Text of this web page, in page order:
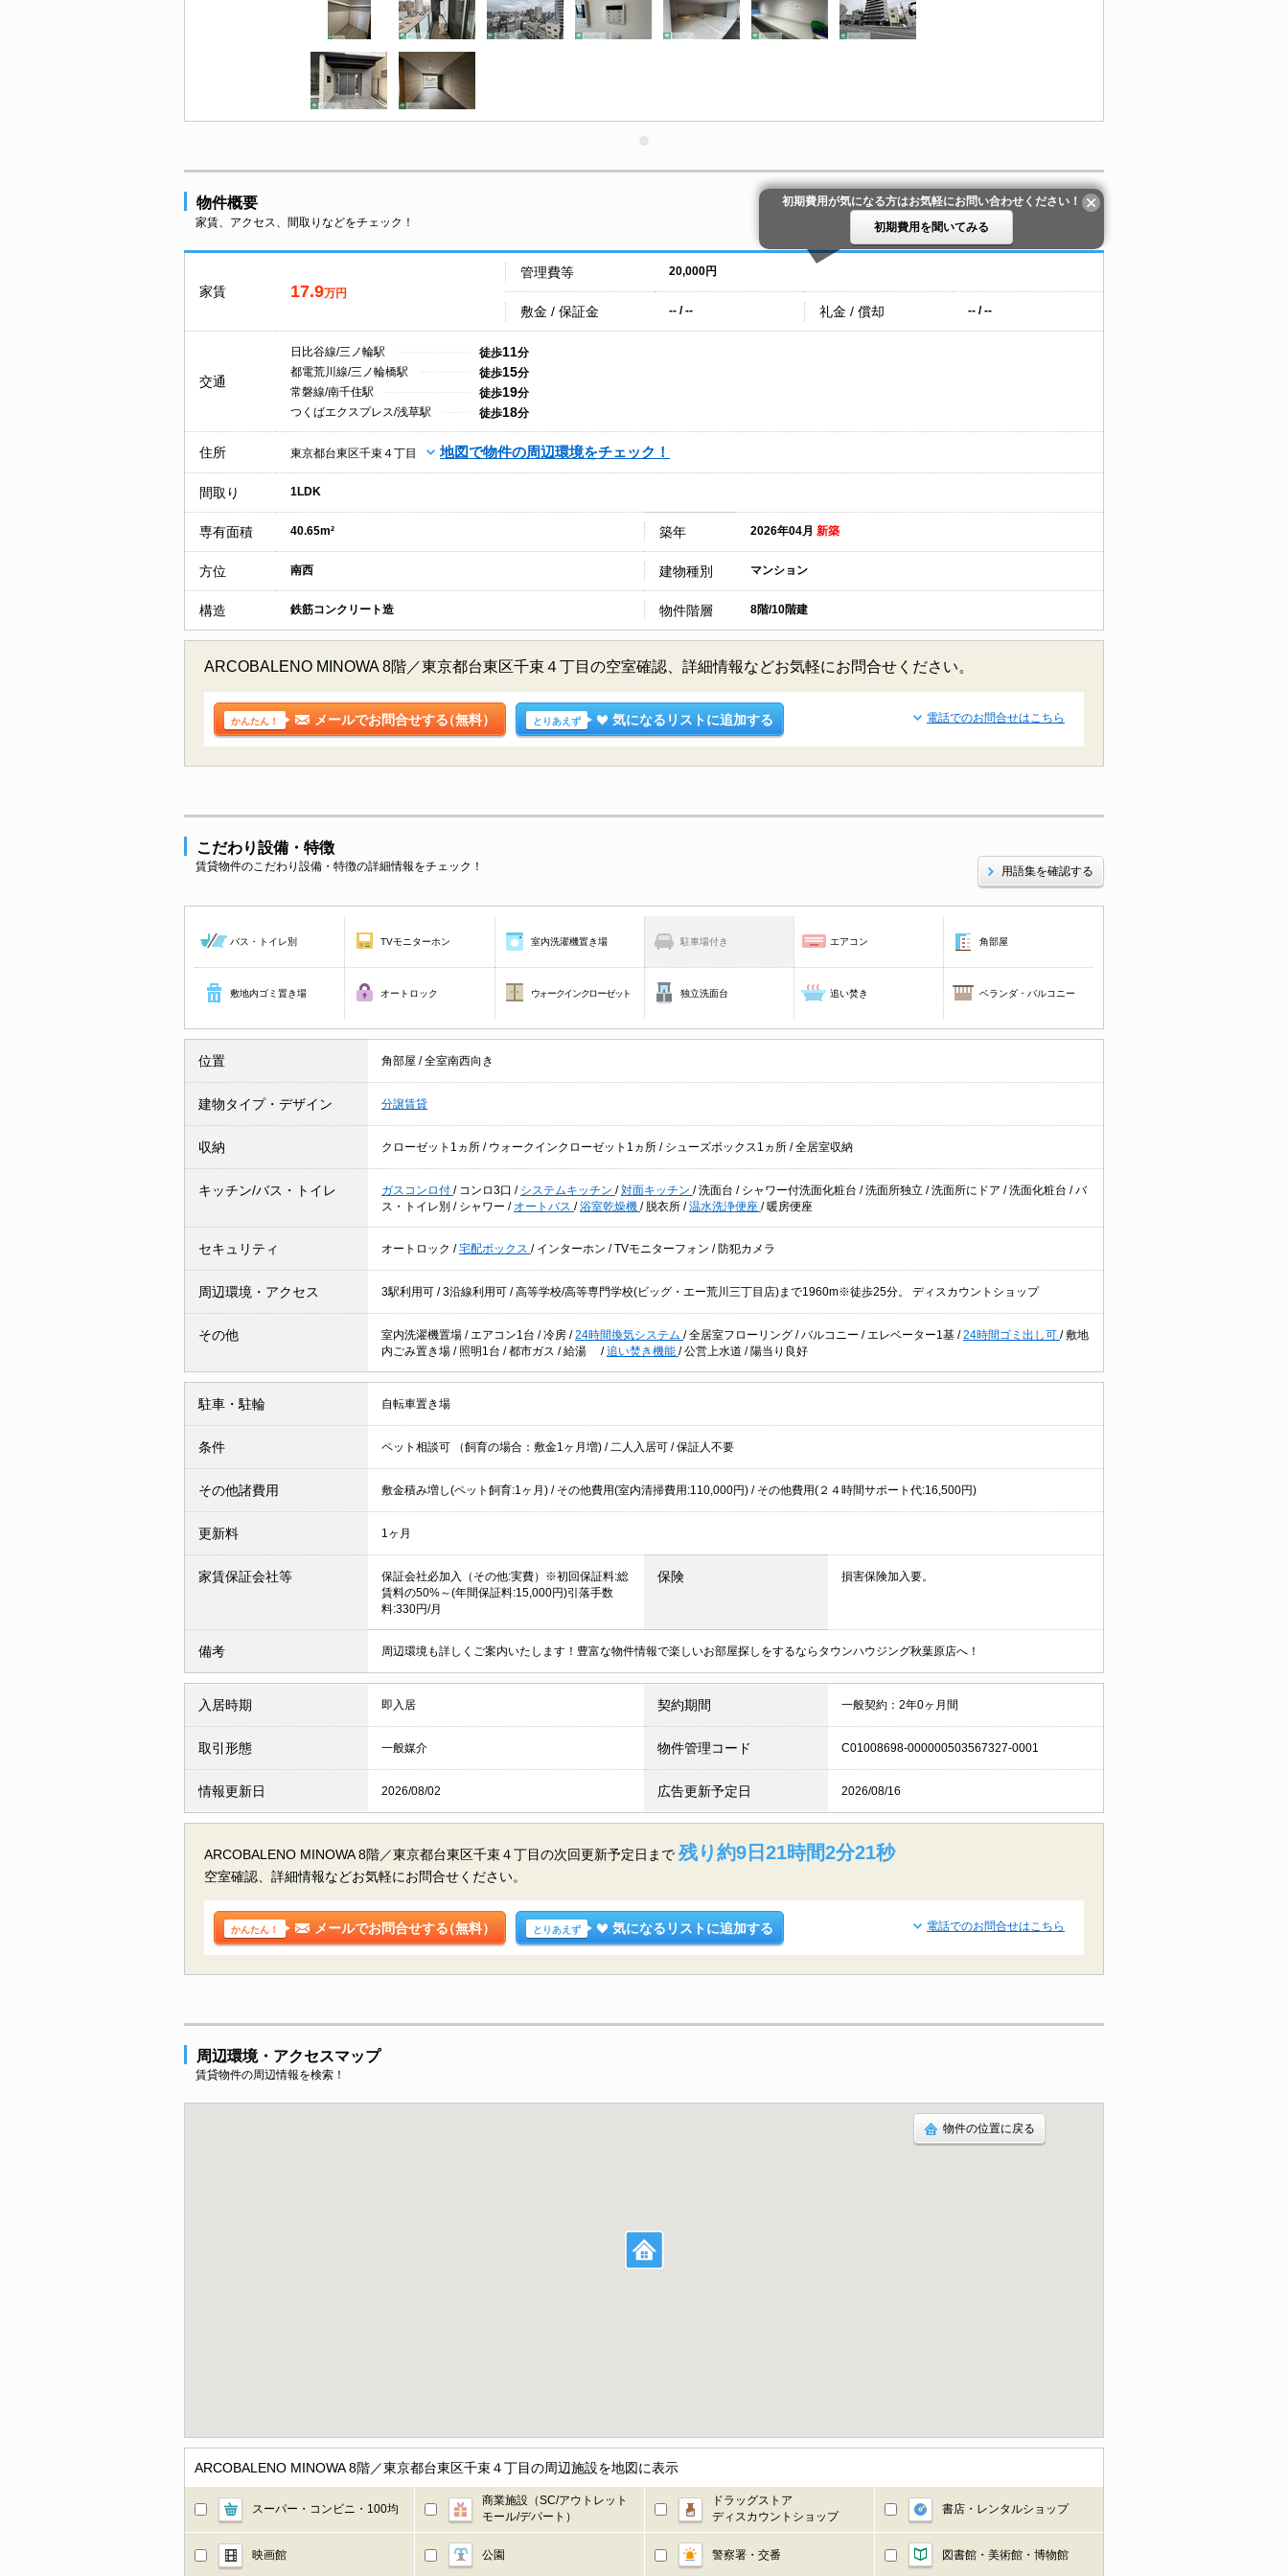
物件概要
家賃、アクセス、間取りなどをチェック！
初期費用が気になる方はお気軽にお問い合わせください！
初期費用を聞いてみる
家賃 17.9万円
管理費等 20,000円
敷金 / 保証金 -- / -- 礼金 / 償却 -- / --
交通
日比谷線/三ノ輪駅 徒歩11分
都電荒川線/三ノ輪橋駅
徒歩15分
常磐線/南千住駅
徒歩19分
つくばエクスプレス/浅草駅
徒歩18分
住所 東京都台東区千束４丁目 地図で物件の周辺環境をチェック！
間取り 1LDK
専有面積 40.65m² 築年 2026年04月 新築
方位 南西 建物種別 マンション
構造 鉄筋コンクリート造 物件階層 8階/10階建
ARCOBALENO MINOWA 8階／東京都台東区千束４丁目の空室確認、詳細情報などお気軽にお問合せください。
かんたん！ メールでお問合せする（無料） とりあえず 気になるリストに追加する 電話でのお問合せはこちら
こだわり設備・特徴
賃貸物件のこだわり設備・特徴の詳細情報をチェック！ 用語集を確認する
バス・トイレ別 TVモニターホン 室内洗濯機置き場 駐車場付き エアコン 角部屋
敷地内ゴミ置き場 オートロック ウォークインクローゼット 独立洗面台 追い焚き ベランダ・バルコニー
位置 角部屋 /全室南西向き
建物タイプ・デザイン 分譲賃貸
収納 クローゼット1ヵ所 / ウォークインクローゼット1ヵ所 / シューズボックス1ヵ所 /全居室収納
キッチン/バス・トイレ ガスコンロ付 / コンロ3口 / システムキッチン /対面キッチン /洗面台 / シャワー付洗面化粧台 /洗面所独立 /洗面所にドア /洗面化粧台 /バ
ス・トイレ別 / シャワー / オートバス /浴室乾燥機 / 脱衣所 /温水洗浄便座 / 暖房便座
セキュリティ オートロック /宅配ボックス / インターホン /TVモニターフォン / 防犯カメラ
周辺環境・アクセス 3駅利用可 /3沿線利用可 / 高等学校/高等専門学校(ビッグ・エー荒川三丁目店)まで1960m※徒歩25分。 ディスカウントショップ
その他 室内洗濯機置場 / エアコン1台 /冷房 /24時間換気システム /全居室フローリング /バルコニー / エレベーター1基 /24時間ゴミ出し可 /敷地
内ごみ置き場 / 照明1台 /都市ガス /給湯 /追い焚き機能 /公営上水道 / 陽当り良好
駐車・駐輪 自転車置き場
条件 ペット相談可 （飼育の場合：敷金1ヶ月増) / 二人入居可 /保証人不要
その他諸費用 敷金積み増し(ペット飼育:1ヶ月) / その他費用(室内清掃費用:110,000円) / その他費用(２４時間サポート代:16,500円)
更新料 1ヶ月
家賃保証会社等
保証会社必加入（その他:実費）※初回保証料:総
賃料の50%～(年間保証料:15,000円)引落手数
料:330円/月
保険 損害保険加入要。
備考 周辺環境も詳しくご案内いたします！豊富な物件情報で楽しいお部屋探しをするならタウンハウジング秋葉原店へ！
入居時期 即入居 契約期間 一般契約：2年0ヶ月間
取引形態 一般媒介 物件管理コード C01008698-000000503567327-0001
情報更新日 2026/08/02 広告更新予定日 2026/08/16
ARCOBALENO MINOWA 8階／東京都台東区千束４丁目の次回更新予定日まで 残り約9日21時間2分21秒
空室確認、詳細情報などお気軽にお問合せください。
かんたん！ メールでお問合せする（無料） とりあえず 気になるリストに追加する 電話でのお問合せはこちら
周辺環境・アクセスマップ
賃貸物件の周辺情報を検索！
物件の位置に戻る
ARCOBALENO MINOWA 8階／東京都台東区千束４丁目の周辺施設を地図に表示
スーパー・コンビニ・100均
商業施設（SC/アウトレット
モール/デパート）
ドラッグストア
ディスカウントショップ
書店・レンタルショップ
映画館 公園 警察署・交番 図書館・美術館・博物館